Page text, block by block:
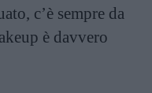
c’è sempre da
è davvero